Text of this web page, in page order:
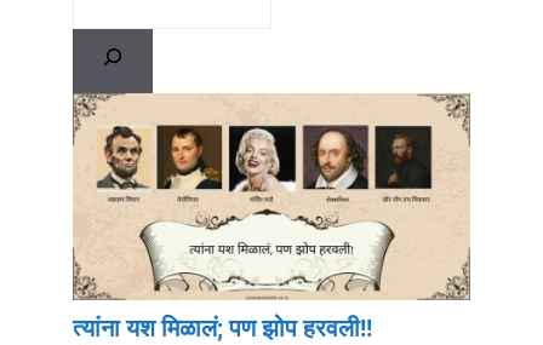
त्यांना यश मिळालं; पण झोप हरवली!!